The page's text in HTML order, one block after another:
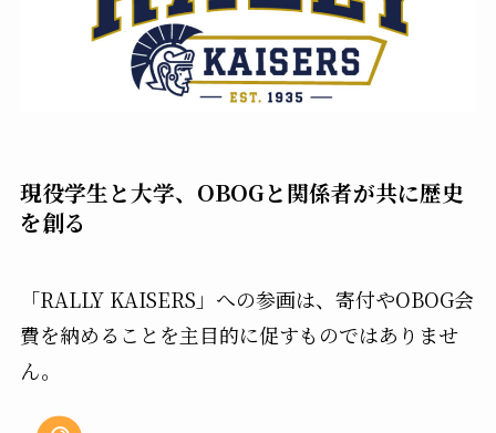
現役学生と大学、OBOGと関係者が共に歴史
を創る
「RALLY KAISERS」への参画は、寄付やOBOG会
費を納めることを主目的に促すものではありませ
ん。